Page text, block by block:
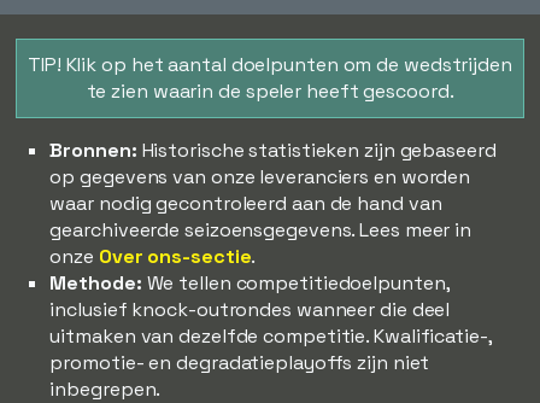
TIP! Klik op het aantal doelpunten om de wedstrijden
te zien waarin de speler heeft gescoord.
Bronnen: Historische statistieken zijn gebaseerd
op gegevens van onze leveranciers en worden
waar nodig gecontroleerd aan de hand van
gearchiveerde seizoensgegevens. Lees meer in
onze Over ons-sectie.
Methode: We tellen competitiedoelpunten,
inclusief knock-outrondes wanneer die deel
uitmaken van dezelfde competitie. Kwalificatie-,
promotie- en degradatieplayoffs zijn niet
inbegrepen.